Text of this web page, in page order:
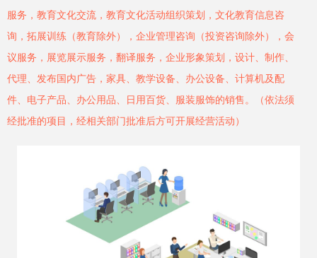
服务，教育文化交流，教育文化活动组织策划，文化教育信息咨
询，拓展训练（教育除外），企业管理咨询（投资咨询除外），会
议服务，展览展示服务，翻译服务，企业形象策划，设计、制作、
代理、发布国内广告，家具、教学设备、办公设备、计算机及配
件、电子产品、办公用品、日用百货、服装服饰的销售。（依法须
经批准的项目，经相关部门批准后方可开展经营活动）